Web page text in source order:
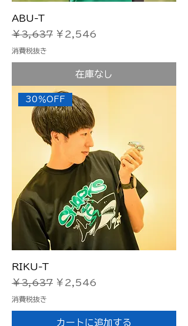
ABU-T
通常価格
￥3,637 セール価格
￥2,546
消費税抜き
在庫なし
30％OFF
RIKU-T
通常価格
￥3,637 セール価格
￥2,546
消費税抜き
カートに追加する